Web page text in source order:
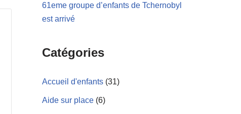
61eme groupe d’enfants de Tchernobyl
est arrivé
Catégories
Accueil d'enfants (31)
Aide sur place (6)